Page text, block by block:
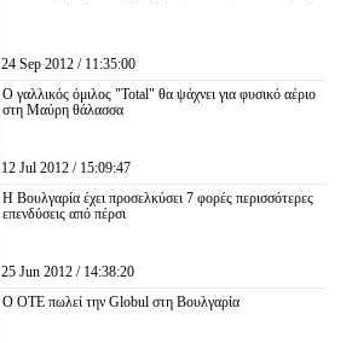
24 Sep 2012 / 11:35:00
Ο γαλλικός όμιλος "Total" θα ψάχνει για φυσικό αέριο
στη Μαύρη θάλασσα
12 Jul 2012 / 15:09:47
Η Βουλγαρία έχει προσελκύσει 7 φορές περισσότερες
επενδύσεις από πέρσι
25 Jun 2012 / 14:38:20
Ο ОТЕ πωλεί την Globul στη Βουλγαρία